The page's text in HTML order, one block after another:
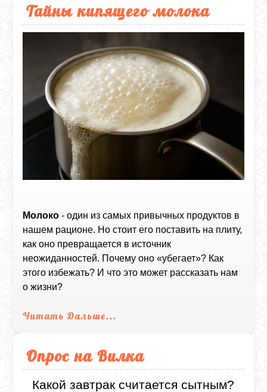
Тайны кипящего молока
Молоко - один из самых привычных продуктов в
нашем рационе. Но стоит его поставить на плиту,
как оно превращается в источник
неожиданностей. Почему оно «убегает»? Как
этого избежать? И что это может рассказать нам
о жизни?
Читать Дальше...
Опрос на Вилка
Какой завтрак считается сытным?